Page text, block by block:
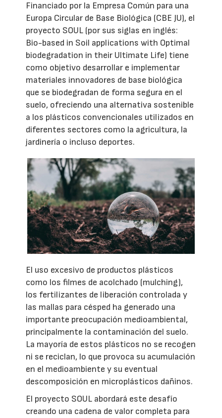
Financiado por la Empresa Común para una
Europa Circular de Base Biológica (CBE JU), el
proyecto SOUL (por sus siglas en inglés:
Bio-based in Soil applications with Optimal
biodegradation in their Ultimate Life) tiene
como objetivo desarrollar e implementar
materiales innovadores de base biológica
que se biodegradan de forma segura en el
suelo, ofreciendo una alternativa sostenible
a los plásticos convencionales utilizados en
diferentes sectores como la agricultura, la
jardinería o incluso deportes.
El uso excesivo de productos plásticos
como los filmes de acolchado (mulching),
los fertilizantes de liberación controlada y
las mallas para césped ha generado una
importante preocupación medioambiental,
principalmente la contaminación del suelo.
La mayoría de estos plásticos no se recogen
ni se reciclan, lo que provoca su acumulación
en el medioambiente y su eventual
descomposición en microplásticos dañinos.
El proyecto SOUL abordará este desafío
creando una cadena de valor completa para